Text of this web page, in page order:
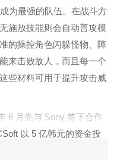
为最强的队伍。在战斗方
施放技能则会自动普攻模
的操控角色闪躲怪物、障
来击败敌人，而且每一个
些材料可用于提升攻击威
6 月先与 Sony 签下合作
以 5 亿韩元的资金投
游戏。除此之外，该团队